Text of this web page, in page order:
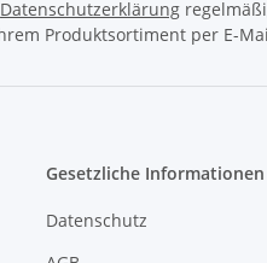
Datenschutzerklärung
Produktsortiment per E-
Gesetzliche Informationen
Datenschutz